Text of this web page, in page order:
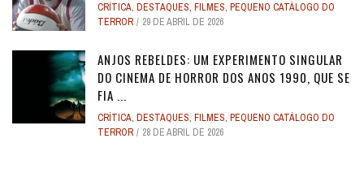
CRÍTICA, DESTAQUES, FILMES, PEQUENO CATÁLOGO DO
TERROR
29 DE ABRIL DE 2026
ANJOS REBELDES: UM EXPERIMENTO SINGULAR
DO CINEMA DE HORROR DOS ANOS 1990, QUE SE
FIA ...
CRÍTICA, DESTAQUES, FILMES, PEQUENO CATÁLOGO DO
TERROR
28 DE ABRIL DE 2026